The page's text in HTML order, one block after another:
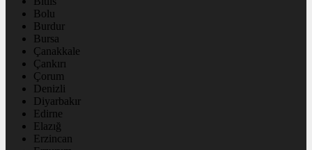
Bolu
Burdur
Bursa
Çanakkale
Çankırı
Çorum
Denizli
Diyarbakır
Edirne
Elazığ
Erzincan